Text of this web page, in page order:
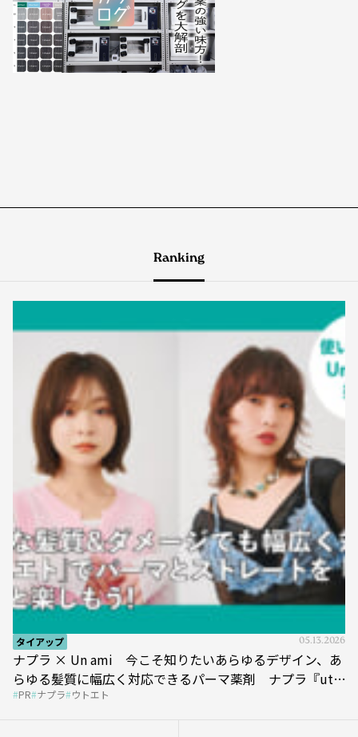
Ranking
タイアップ 05.13.2026
ナプラ × Un ami 今こそ知りたいあらゆるデザイン、あ
らゆる髪質に幅広く対応できるパーマ薬剤 ナプラ『ut-
et』
PR ナプラ ウトエト